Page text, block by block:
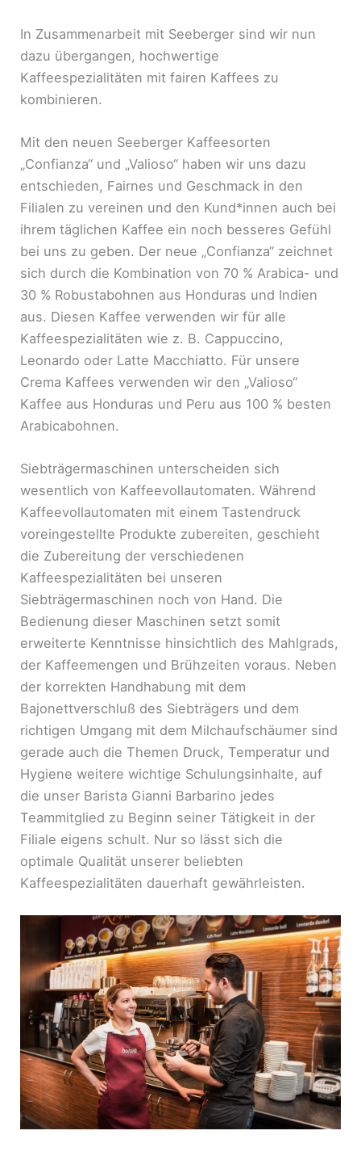
In Zusammenarbeit mit Seeberger sind wir nun
dazu übergangen, hochwertige
Kaffeespezialitäten mit fairen Kaffees zu
kombinieren.
Mit den neuen Seeberger Kaffeesorten
„Confianza“ und „Valioso“ haben wir uns dazu
entschieden, Fairnes und Geschmack in den
Filialen zu vereinen und den Kund*innen auch bei
ihrem täglichen Kaffee ein noch besseres Gefühl
bei uns zu geben. Der neue „Confianza“ zeichnet
sich durch die Kombination von 70 % Arabica- und
30 % Robustabohnen aus Honduras und Indien
aus. Diesen Kaffee verwenden wir für alle
Kaffeespezialitäten wie z. B. Cappuccino,
Leonardo oder Latte Macchiatto. Für unsere
Crema Kaffees verwenden wir den „Valioso“
Kaffee aus Honduras und Peru aus 100 % besten
Arabicabohnen.
Siebträgermaschinen unterscheiden sich
wesentlich von Kaffeevollautomaten. Während
Kaffeevollautomaten mit einem Tastendruck
voreingestellte Produkte zubereiten, geschieht
die Zubereitung der verschiedenen
Kaffeespezialitäten bei unseren
Siebträgermaschinen noch von Hand. Die
Bedienung dieser Maschinen setzt somit
erweiterte Kenntnisse hinsichtlich des Mahlgrads,
der Kaffeemengen und Brühzeiten voraus. Neben
der korrekten Handhabung mit dem
Bajonettverschluß des Siebträgers und dem
richtigen Umgang mit dem Milchaufschäumer sind
gerade auch die Themen Druck, Temperatur und
Hygiene weitere wichtige Schulungsinhalte, auf
die unser Barista Gianni Barbarino jedes
Teammitglied zu Beginn seiner Tätigkeit in der
Filiale eigens schult. Nur so lässt sich die
optimale Qualität unserer beliebten
Kaffeespezialitäten dauerhaft gewährleisten.